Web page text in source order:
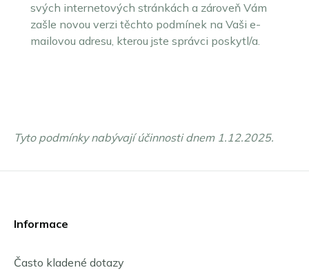
svých internetových stránkách a zároveň Vám
zašle novou verzi těchto podmínek na Vaši e-
mailovou adresu, kterou jste správci poskytl/a.
Tyto podmínky nabývají účinnosti dnem 1.12.2025.
Informace
Často kladené dotazy